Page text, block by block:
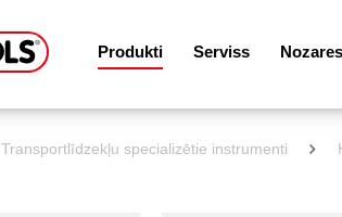
Produkti Serviss Nozares
Transportlīdzekļu specializētie instrumenti